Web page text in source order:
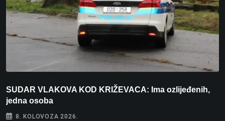
SUDAR VLAKOVA KOD KRIŽEVACA: Ima ozlijeđenih,
jedna osoba
8. KOLOVOZA 2026.